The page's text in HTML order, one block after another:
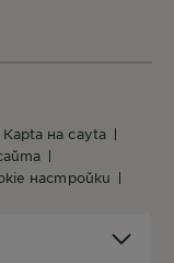
кapta нa сayta
настройки